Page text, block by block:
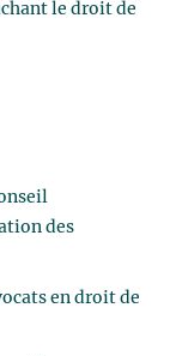
le droit de
des
en droit de